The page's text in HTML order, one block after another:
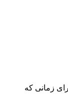
زمانی که